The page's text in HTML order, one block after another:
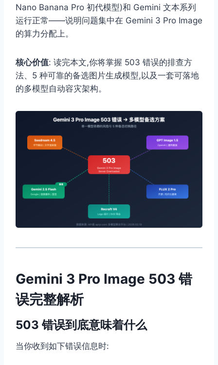
Nano Banana Pro 初代模型)和 Gemini 文本系列
运行正常——说明问题集中在 Gemini 3 Pro Image
的算力分配上。
核心价值: 读完本文,你将掌握 503 错误的排查方
法、5 种可靠的备选图片生成模型,以及一套可落地
的多模型自动容灾架构。
Gemini 3 Pro Image 503 错
误完整解析
503 错误到底意味着什么
当你收到如下错误信息时: